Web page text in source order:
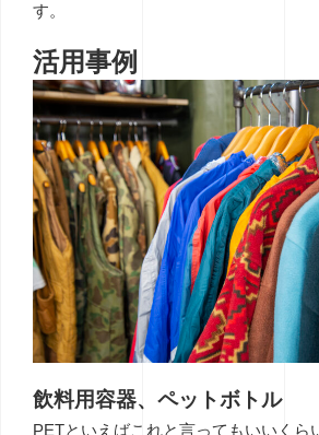
す。
活用事例
飲料用容器、ペットボトル
PETといえばこれと言ってもいいくら